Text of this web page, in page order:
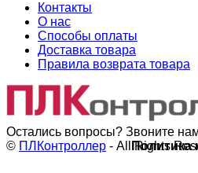
Контакты
О нас
Способы оплаты
Доставка товара
Правила возврата товара
Остались вопросы? Звоните
© ПЛКонтроллер - All Rights
Политика